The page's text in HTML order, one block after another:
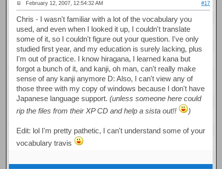
February 12, 2007, 12:54:32 AM #17
Chris - I wasn't familiar with a lot of the vocabulary you
used, and even when I looked it up, I couldn't translate
some of it, so I couldn't figure out your question. I've only
studied first year, and my education is surely lacking, plus
I'm out of practice. I know hiragana, I learned kana but
forgot a bunch of it, and kanji, oh man, can't really make
sense of any kanji anymore D: Also, I can't view any of
those three with my copy of windows because I don't have
Japanese language support.(unless someone here could
rip the files from their XP CD and help a sista out!!
)
Edit: lol I'm pretty pathetic, I can't understand some of your
vocabulary travis